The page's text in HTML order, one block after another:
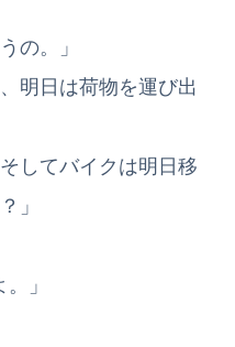
の。」
明日は荷物を運び出
してバイクは明日移
」
」